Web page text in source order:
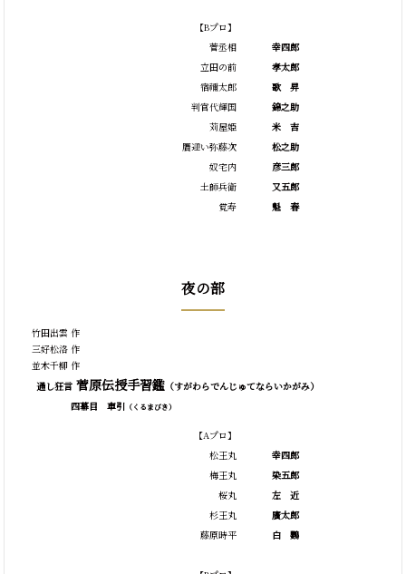
【Bプロ】
菅丞相
立田の前
宿禰太郎
判官代輝国
苅屋姫
贋迎い弥藤次
奴宅内
土師兵衛
覚寿
幸四郎
孝太郎
歌
昇
錦之助
米
吉
松之助
彦三郎
又五郎
魁
春
夜の部
竹田出雲 作
三好松洛 作
並木千柳 作
通し狂言菅原伝授手習鑑（すがわらでんじゅてならいかがみ）
四幕目 車引（くるまびき）
【Aプロ】
松王丸
梅王丸
桜丸
杉王丸
藤原時平
幸四郎
染五郎
左
近
廣太郎
白
鸚